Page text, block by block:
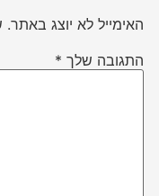
האימייל לא יוצג באתר.
התגובה שלך *